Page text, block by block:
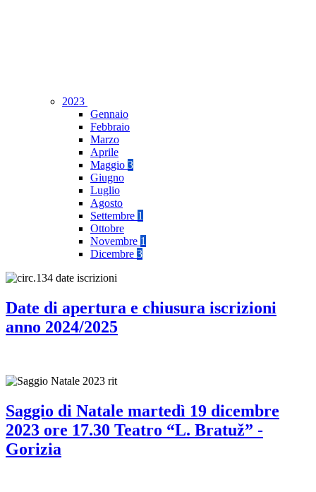
2023
Gennaio
Febbraio
Marzo
Aprile
Maggio 3
Giugno
Luglio
Agosto
Settembre 1
Ottobre
Novembre 1
Dicembre 3
Date di apertura e chiusura iscrizioni
anno 2024/2025
Saggio di Natale martedì 19 dicembre
2023 ore 17.30 Teatro “L. Bratuž” -
Gorizia